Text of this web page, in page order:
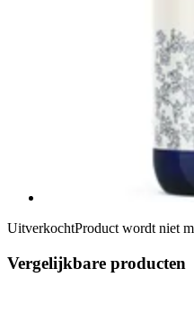
UitverkochtProduct wordt niet
Vergelijkbare producten